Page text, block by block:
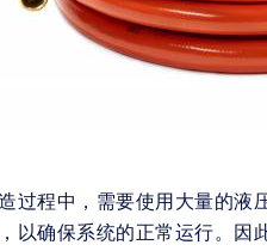
过程中，需要使用大量的
确保系统的正常运行。因